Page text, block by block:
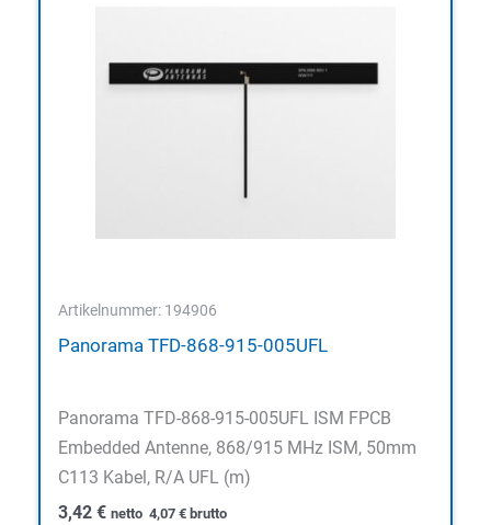
Artikelnummer: 194906
Panorama TFD-868-915-005UFL
Panorama TFD-868-915-005UFL ISM FPCB
Embedded Antenne, 868/915 MHz ISM, 50mm
C113 Kabel, R/A UFL (m)
3,42 € netto 4,07 € brutto